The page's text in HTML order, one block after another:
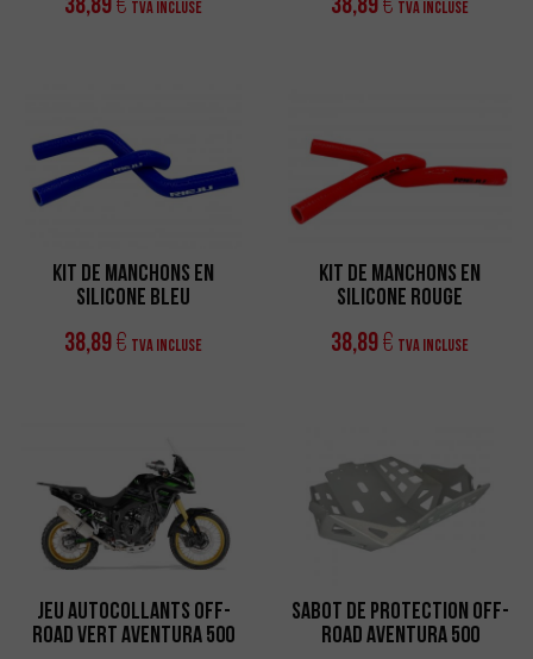
TVA incluse TVA incluse
Kit de manchons en
silicone bleu
38,89€ TVA incluse
Kit de manchons en
silicone rouge
38,89€ TVA incluse
Jeu Autocollants Off-
Road Vert Aventura 500
Sabot de Protection Off-
Road Aventura 500